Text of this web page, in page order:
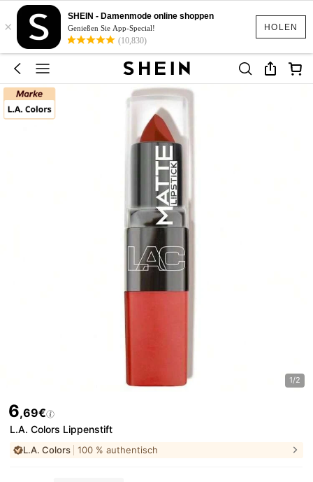
HOLEN
×
SHEIN - Damenmode online shoppen
Genießen Sie App-Special!
(10,830)
1/2
6,69€
L.A. Colors Lippenstift
L.A. Colors 100 % authentisch